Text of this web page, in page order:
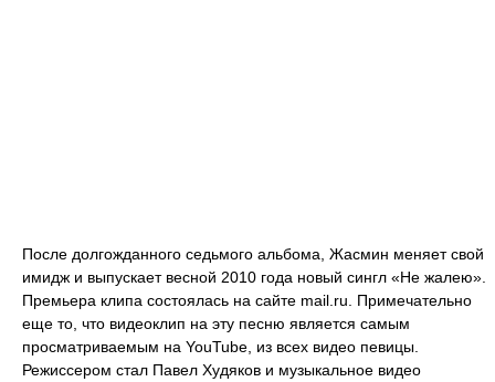
После долгожданного седьмого альбома, Жасмин меняет свой
имидж и выпускает весной 2010 года новый сингл «Не жалею».
Премьера клипа состоялась на сайте mail.ru. Примечательно
еще то, что видеоклип на эту песню является самым
просматриваемым на YouTube, из всех видео певицы.
Режиссером стал Павел Худяков и музыкальное видео